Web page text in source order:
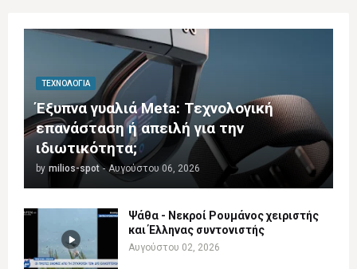
ΤΕΧΝΟΛΟΓΊΑ
Έξυπνα γυαλιά Meta: Τεχνολογική
επανάσταση ή απειλή για την
ιδιωτικότητα;
by milios-spot - Αυγούστου 06, 2026
Ψάθα - Νεκροί Ρουμάνος χειριστής
και Έλληνας συντονιστής
Αυγούστου 02, 2026